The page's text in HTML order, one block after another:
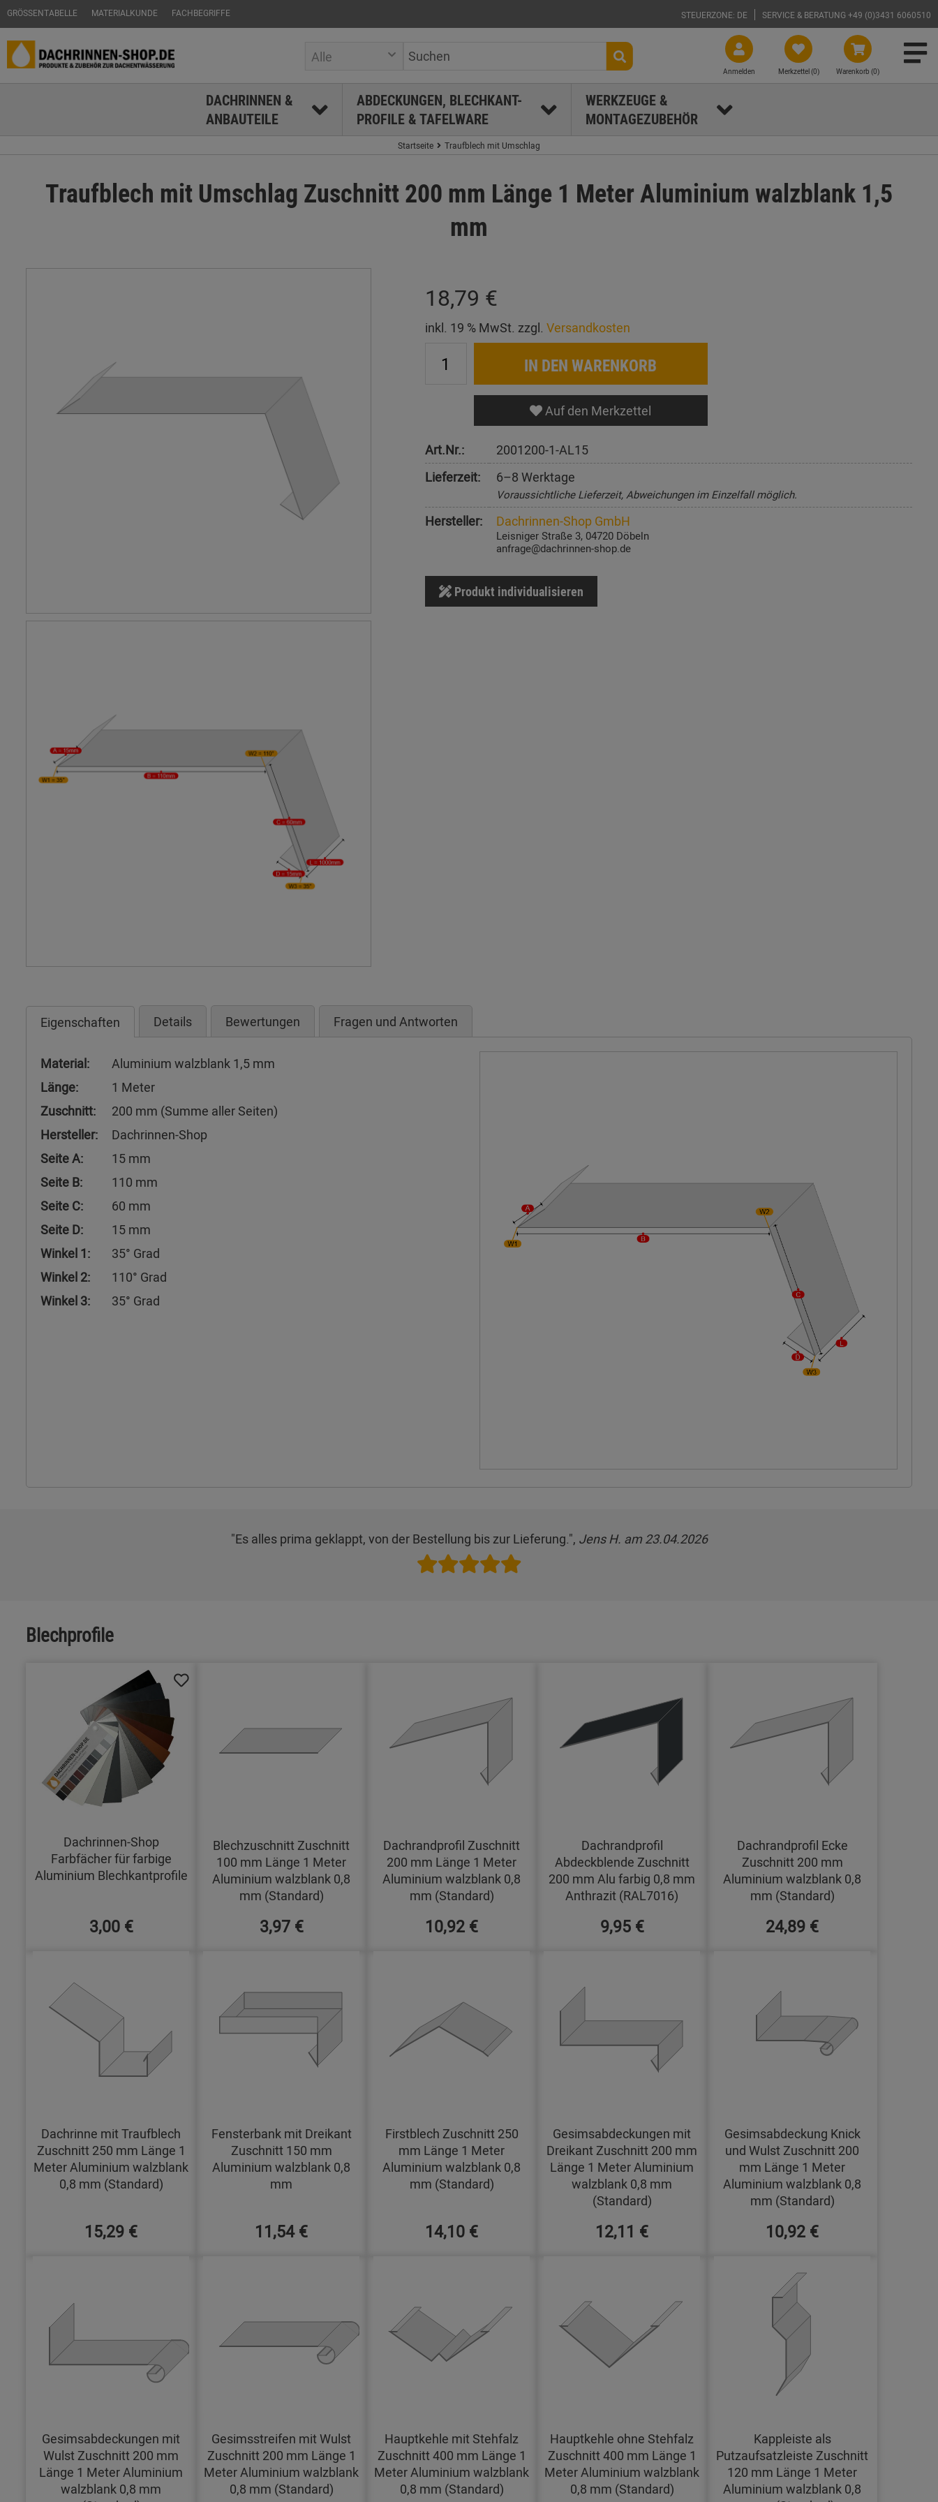
GRÖSSENTABELLE MATERIALKUNDE FACHBEGRIFFE STEUERZONE: DE SERVICE & BERATUNG +49 (0)3431 6060510
Warenkorb (0)
Merkzettel (0)
Anmelden
Alle
DACHRINNEN &
ANBAUTEILE
ABDECKUNGEN, BLECHKANT-
PROFILE & TAFELWARE
WERKZEUGE &
MONTAGEZUBEHÖR
Startseite Traufblech mit Umschlag
Traufblech mit Umschlag Zuschnitt 200 mm Länge 1 Meter Aluminium walzblank 1,5
mm
18,79 €
inkl. 19 % MwSt. zzgl. Versandkosten
IN DEN WARENKORB
Auf den Merkzettel
Art.Nr.:
2001200-1-AL15
Lieferzeit:
6–8 Werktage
Voraussichtliche Lieferzeit, Abweichungen im Einzelfall möglich.
Hersteller: Dachrinnen-Shop GmbH
Leisniger Straße 3, 04720 Döbeln
anfrage@dachrinnen-shop.de
Produkt individualisieren
Eigenschaften Details Bewertungen Fragen und Antworten
Material:
Aluminium walzblank 1,5 mm
Länge:
1 Meter
Zuschnitt:
200 mm (Summe aller Seiten)
Hersteller:
Dachrinnen-Shop
Seite A:
15 mm
Seite B:
110 mm
Seite C:
60 mm
Seite D:
15 mm
Winkel 1:
35° Grad
Winkel 2:
110° Grad
Winkel 3:
35° Grad
"Es alles prima geklappt, von der Bestellung bis zur Lieferung.", Jens H. am 23.04.2026
Blechprofile
Dachrinnen-Shop
Farbfächer für farbige
Aluminium Blechkantprofile
3,00 €
Blechzuschnitt Zuschnitt
100 mm Länge 1 Meter
Aluminium walzblank 0,8
mm (Standard)
3,97 €
Dachrandprofil Zuschnitt
200 mm Länge 1 Meter
Aluminium walzblank 0,8
mm (Standard)
10,92 €
Dachrandprofil
Abdeckblende Zuschnitt
200 mm Alu farbig 0,8 mm
Anthrazit (RAL7016)
9,95 €
Dachrandprofil Ecke
Zuschnitt 200 mm
Aluminium walzblank 0,8
mm (Standard)
24,89 €
Dachrinne mit Traufblech
Zuschnitt 250 mm Länge 1
Meter Aluminium walzblank
0,8 mm (Standard)
15,29 €
Fensterbank mit Dreikant
Zuschnitt 150 mm
Aluminium walzblank 0,8
mm
11,54 €
Firstblech Zuschnitt 250
mm Länge 1 Meter
Aluminium walzblank 0,8
mm (Standard)
14,10 €
Gesimsabdeckungen mit
Dreikant Zuschnitt 200 mm
Länge 1 Meter Aluminium
walzblank 0,8 mm
(Standard)
12,11 €
Gesimsabdeckung Knick
und Wulst Zuschnitt 200
mm Länge 1 Meter
Aluminium walzblank 0,8
mm (Standard)
10,92 €
Gesimsabdeckungen mit
Wulst Zuschnitt 200 mm
Länge 1 Meter Aluminium
walzblank 0,8 mm
Gesimsstreifen mit Wulst
Zuschnitt 200 mm Länge 1
Meter Aluminium walzblank
0,8 mm (Standard)
Hauptkehle mit Stehfalz
Zuschnitt 400 mm Länge 1
Meter Aluminium walzblank
0,8 mm (Standard)
Hauptkehle ohne Stehfalz
Zuschnitt 400 mm Länge 1
Meter Aluminium walzblank
0,8 mm (Standard)
Kappleiste als
Putzaufsatzleiste Zuschnitt
120 mm Länge 1 Meter
Aluminium walzblank 0,8